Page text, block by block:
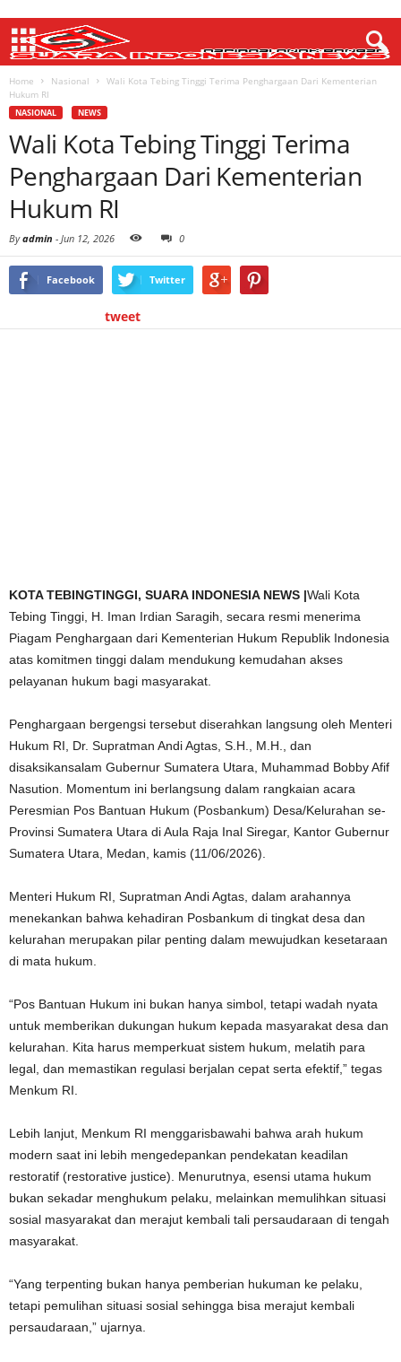
Home Nasional
Wali Kota Tebing Tinggi Terima Penghargaan Dari Kementerian
Hukum RI
NASIONAL NEWS
Wali Kota Tebing Tinggi Terima
Penghargaan Dari Kementerian
Hukum RI
Byadmin - Jun 12, 2026 0
Facebook Twitter
tweet
KOTA TEBINGTINGGI, SUARA INDONESIA NEWS |Wali Kota
Tebing Tinggi, H. Iman Irdian Saragih, secara resmi menerima
Piagam Penghargaan dari Kementerian Hukum Republik Indonesia
atas komitmen tinggi dalam mendukung kemudahan akses
pelayanan hukum bagi masyarakat.
Penghargaan bergengsi tersebut diserahkan langsung oleh Menteri
Hukum RI, Dr. Supratman Andi Agtas, S.H., M.H., dan
disaksikansalam Gubernur Sumatera Utara, Muhammad Bobby Afif
Nasution. Momentum ini berlangsung dalam rangkaian acara
Peresmian Pos Bantuan Hukum (Posbankum) Desa/Kelurahan se-
Provinsi Sumatera Utara di Aula Raja Inal Siregar, Kantor Gubernur
Sumatera Utara, Medan, kamis (11/06/2026).
Menteri Hukum RI, Supratman Andi Agtas, dalam arahannya
menekankan bahwa kehadiran Posbankum di tingkat desa dan
kelurahan merupakan pilar penting dalam mewujudkan kesetaraan
di mata hukum.
“Pos Bantuan Hukum ini bukan hanya simbol, tetapi wadah nyata
untuk memberikan dukungan hukum kepada masyarakat desa dan
kelurahan. Kita harus memperkuat sistem hukum, melatih para
legal, dan memastikan regulasi berjalan cepat serta efektif,” tegas
Menkum RI.
Lebih lanjut, Menkum RI menggarisbawahi bahwa arah hukum
modern saat ini lebih mengedepankan pendekatan keadilan
restoratif (restorative justice). Menurutnya, esensi utama hukum
bukan sekadar menghukum pelaku, melainkan memulihkan situasi
sosial masyarakat dan merajut kembali tali persaudaraan di tengah
masyarakat.
“Yang terpenting bukan hanya pemberian hukuman ke pelaku,
tetapi pemulihan situasi sosial sehingga bisa merajut kembali
persaudaraan,” ujarnya.